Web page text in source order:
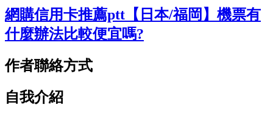
網購信用卡推薦ptt【日本/福岡】機票有
什麼辦法比較便宜嗎?
作者聯絡方式
自我介紹